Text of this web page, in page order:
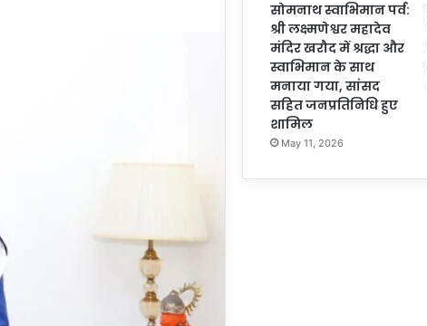
सोमनाथ स्वाभिमान पर्व:
श्री लक्ष्मणेश्वर महादेव
मंदिर खरौद में श्रद्धा और
स्वाभिमान के साथ
मनाया गया, सांसद
सहित जनप्रतिनिधि हुए
शामिल
May 11, 2026